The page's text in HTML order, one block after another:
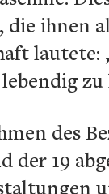
die ihnen
lautete:
zu
des
der 19